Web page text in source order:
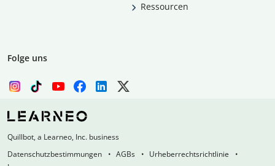
Ressourcen
Folge uns
Quillbot, a Learneo, Inc. business
Datenschutzbestimmungen
AGBs
Urheberrechtsrichtlinie